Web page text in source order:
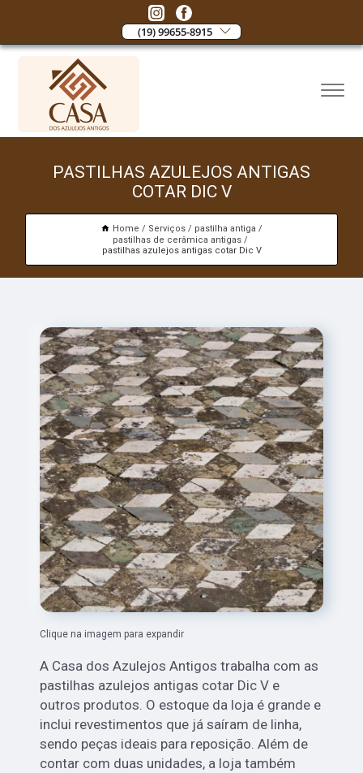
(19) 99655-8915
PASTILHAS AZULEJOS ANTIGAS
COTAR DIC V
Home Serviços
pastilha antiga
pastilhas de cerâmica antigas
pastilhas azulejos antigas cotar Dic V
Clique na imagem para expandir
A Casa dos Azulejos Antigos trabalha com as
pastilhas azulejos antigas cotar Dic V e
outros produtos. O estoque da loja é grande e
inclui revestimentos que já saíram de linha,
sendo peças ideais para reposição. Além de
contar com duas unidades, a loja também